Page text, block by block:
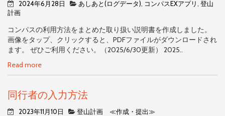
2024年6月28日 あしあと(ログデータ), コンパスEXアプリ , 登山
計画
コンパスの利用方法をまとめた取り扱い説明書を作成しました。
画像をタップ、クリックすると、PDFファイルがダウンロードされ
ます。 ぜひご利用ください。（2025/6/30更新） 2025..
Read more
同行者の入力方法
2023年11月10日 登山計画 ≪作成・提出≫